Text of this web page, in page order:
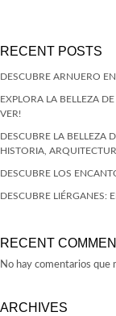
RECENT POSTS
DESCUBRE ARNUERO
EXPLORA LA BELLEZA
VER!
DESCUBRE LA BELLEZA
HISTORIA,
DESCUBRE LOS
DESCUBRE LIÉRGANES:
RECENT
No hay comentarios que
ARCHIVES